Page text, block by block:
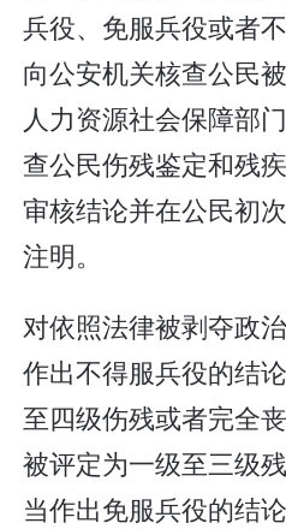
兵役、免服兵役或者
向公安机关核查公民
人力资源社会保障部
查公民伤残鉴定和残
审核结论并在公民初
注明。
对依照法律被剥夺政
作出不得服兵役的结
至四级伤残或者完全
被评定为一级至三级
当作出免服兵役的结论